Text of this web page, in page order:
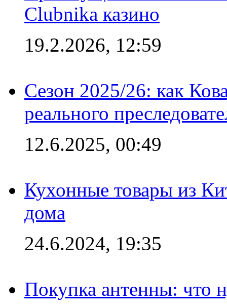
Clubnika казино
19.2.2026, 12:59
Сезон 2025/26: как
реального
12.6.2025, 00:49
Кухонные товары из
дома
24.6.2024, 19:35
Покупка антенны: что